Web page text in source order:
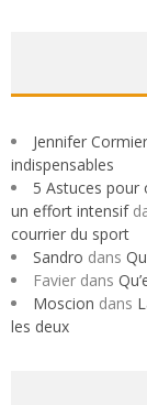
Jennifer Cormier
indispensables
5 Astuces pour
un effort intensif
courrier du sport
Sandro dans
Favier dans
Moscion dans
les deux